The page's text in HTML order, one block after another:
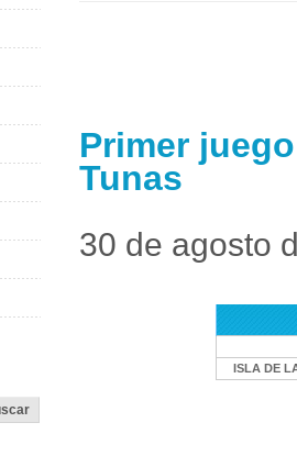
Primer
Tunas
30 de agosto
ISLA DE